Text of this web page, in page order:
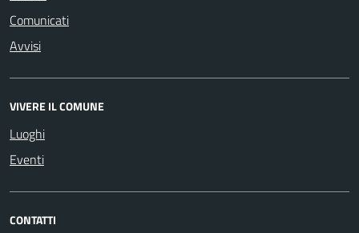
Comunicati
Avvisi
VIVERE IL COMUNE
Luoghi
Eventi
CONTATTI